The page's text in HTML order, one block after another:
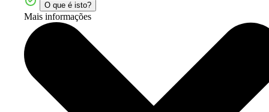
O que é isto?
Mais informações